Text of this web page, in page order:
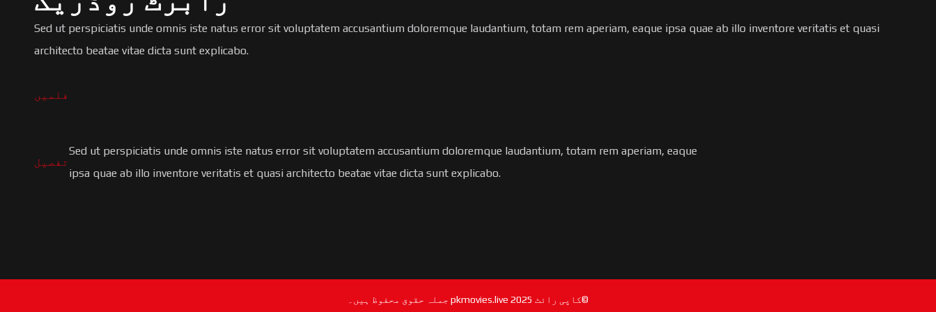
Sed ut perspiciatis unde omnis iste natus error sit voluptatem accusantium doloremque laudantium, totam rem aperiam, eaque ipsa quae ab illo inventore veritatis et quasi
architecto beatae vitae dicta sunt explicabo.
فلمیں
تفصیل
Sed ut perspiciatis unde omnis iste natus error sit voluptatem accusantium doloremque laudantium, totam rem aperiam, eaque
ipsa quae ab illo inventore veritatis et quasi architecto beatae vitae dicta sunt explicabo.
©کاپی رائٹ 2025 pkmovies.live جملہ حقوق محفوظ ہیں۔